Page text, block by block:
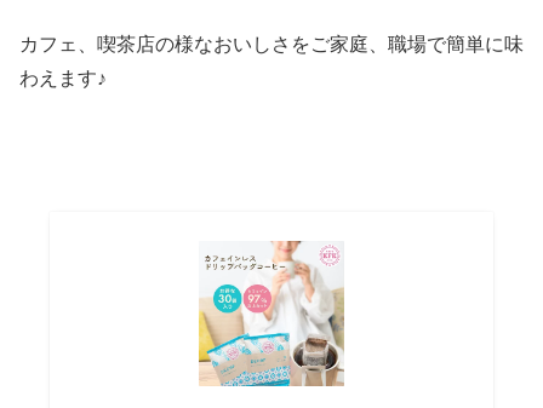
カフェ、喫茶店の様なおいしさをご家庭、職場で簡単に味
わえます♪